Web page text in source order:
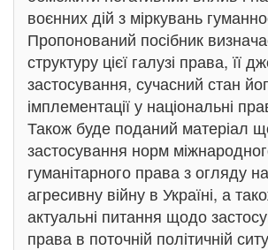
воєнних дій з міркувань
Пропонований посібник
структуру цієї галузі права, її
застосування, сучасний стан
імплементації у національні
Також буде поданий матеріал
застосування норм
гуманітарного права з огляду
агресивну війну в Україні, а
актуальні питання щодо
права в поточній політичній